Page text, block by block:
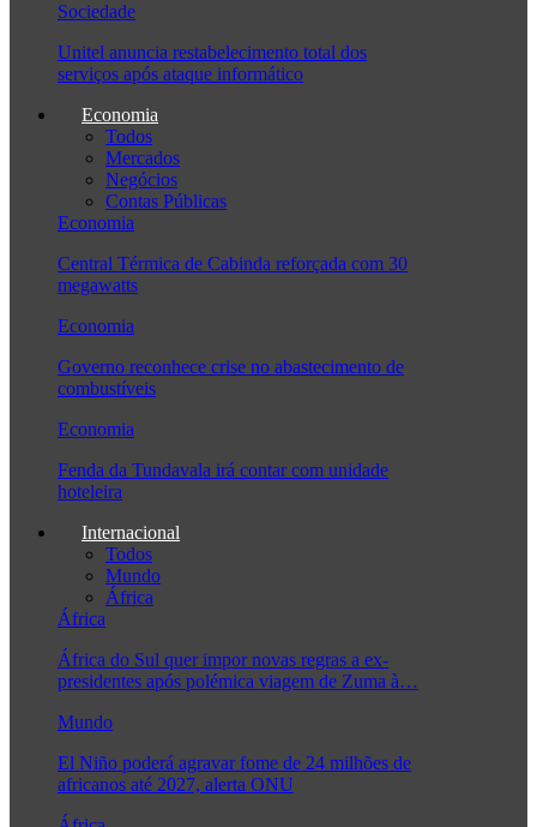
Sociedade
Unitel anuncia restabelecimento total dos
serviços após ataque informático
Economia
Todos
Mercados
Negócios
Contas Públicas
Economia
Central Térmica de Cabinda reforçada com 30
megawatts
Economia
Governo reconhece crise no abastecimento de
combustíveis
Economia
Fenda da Tundavala irá contar com unidade
hoteleira
Internacional
Todos
Mundo
África
África
África do Sul quer impor novas regras a ex-
presidentes após polémica viagem de Zuma à…
Mundo
El Niño poderá agravar fome de 24 milhões de
africanos até 2027, alerta ONU